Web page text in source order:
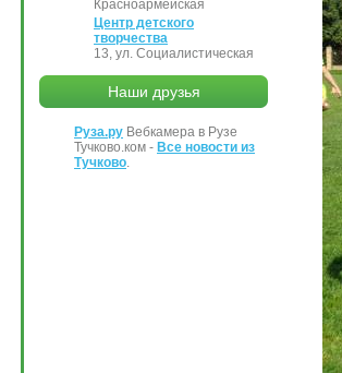
Красноармейская
Центр детского
творчества
13, ул. Социалистическая
Наши друзья
Руза.ру Вебкамера в Рузе
Тучково.ком - Все новости из
Тучково.